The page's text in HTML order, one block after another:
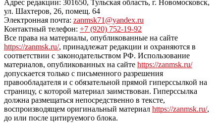
Адрес редакции: 301650, Тульская область, г. Новомосковск,
ул. Шахтеров, 26, помещ. 64
Электронная почта: zanmsk71@yandex.ru
Контактный телефон: +7 (920) 752-19-92
Все права на материалы, опубликованные на сайте
https://zanmsk.ru/, принадлежат редакции и охраняются в
соответствии с законодательством РФ. Использование
материалов, опубликованных на сайте https://zanmsk.ru/
допускается только с письменного разрешения
правообладателя и с обязательной прямой гиперссылкой на
страницу, с которой материал заимствован. Гиперссылка
должна размещаться непосредственно в тексте,
воспроизводящем оригинальный материал https://zanmsk.ru/,
до или после цитируемого блока.